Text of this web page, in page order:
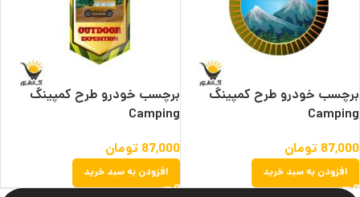
برچسب خودرو طرح کمپینگ
Camping
87,000 تومان
افزودن به سبد خرید
برچسب خودرو طرح کمپینگ
Camping
87,000 تومان
افزودن به سبد خرید